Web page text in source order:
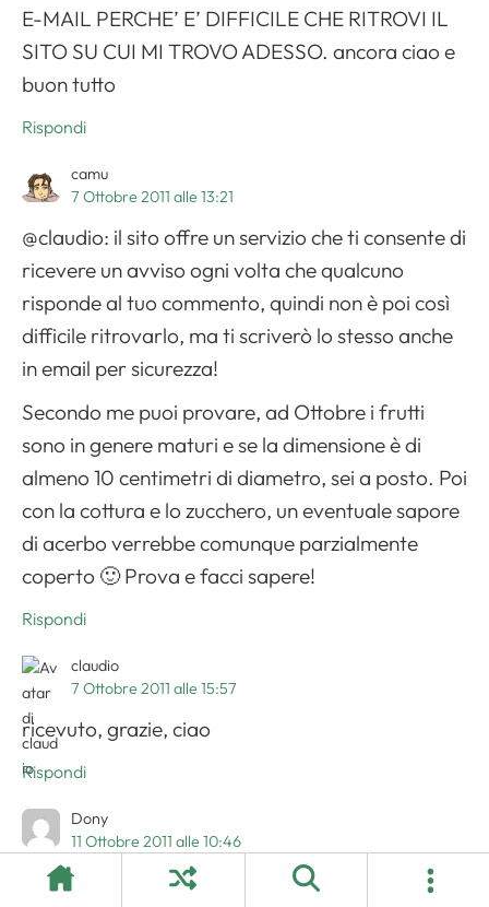
E-MAIL PERCHE’ E’ DIFFICILE CHE RITROVI IL
SITO SU CUI MI TROVO ADESSO. ancora ciao e
buon tutto
Rispondi
camu
7 Ottobre 2011 alle 13:21
@claudio: il sito offre un servizio che ti consente di
ricevere un avviso ogni volta che qualcuno
risponde al tuo commento, quindi non è poi così
difficile ritrovarlo, ma ti scriverò lo stesso anche
in email per sicurezza!
Secondo me puoi provare, ad Ottobre i frutti
sono in genere maturi e se la dimensione è di
almeno 10 centimetri di diametro, sei a posto. Poi
con la cottura e lo zucchero, un eventuale sapore
di acerbo verrebbe comunque parzialmente
coperto 🙂 Prova e facci sapere!
Rispondi
claudio
7 Ottobre 2011 alle 15:57
ricevuto, grazie, ciao
Rispondi
Dony
11 Ottobre 2011 alle 10:46
anch’io oggi proverò la marmellata di mele